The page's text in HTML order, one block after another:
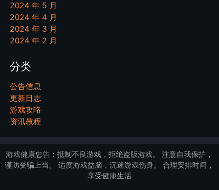
2024 年 5 月
2024 年 4 月
2024 年 3 月
2024 年 2 月
分类
公告信息
更新日志
游戏攻略
资讯教程
游戏健康忠告：抵制不良游戏，拒绝盗版游戏。 注意自我保护，
谨防受骗上当。 适度游戏益脑，沉迷游戏伤身。 合理安排时间，
享受健康生活